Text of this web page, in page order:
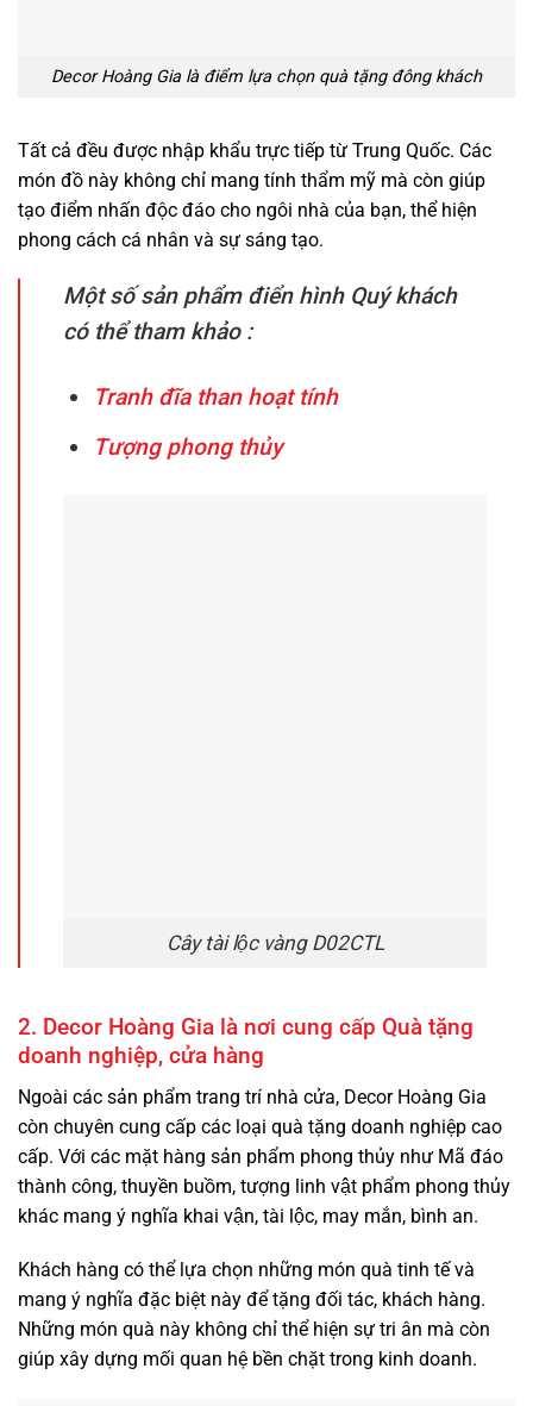
Decor Hoàng Gia là điểm lựa chọn quà tặng đông khách
Tất cả đều được nhập khẩu trực tiếp từ Trung Quốc. Các
món đồ này không chỉ mang tính thẩm mỹ mà còn giúp
tạo điểm nhấn độc đáo cho ngôi nhà của bạn, thể hiện
phong cách cá nhân và sự sáng tạo.
Một số sản phẩm điển hình Quý khách
có thể tham khảo :
Tranh đĩa than hoạt tính
Tượng phong thủy
Cây tài lộc vàng D02CTL
2. Decor Hoàng Gia là nơi cung cấp Quà tặng
doanh nghiệp, cửa hàng
Ngoài các sản phẩm trang trí nhà cửa, Decor Hoàng Gia
còn chuyên cung cấp các loại quà tặng doanh nghiệp cao
cấp. Với các mặt hàng sản phẩm phong thủy như Mã đáo
thành công, thuyền buồm, tượng linh vật phẩm phong thủy
khác mang ý nghĩa khai vận, tài lộc, may mắn, bình an.
Khách hàng có thể lựa chọn những món quà tinh tế và
mang ý nghĩa đặc biệt này để tặng đối tác, khách hàng.
Những món quà này không chỉ thể hiện sự tri ân mà còn
giúp xây dựng mối quan hệ bền chặt trong kinh doanh.